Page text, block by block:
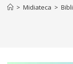
> Midiateca >